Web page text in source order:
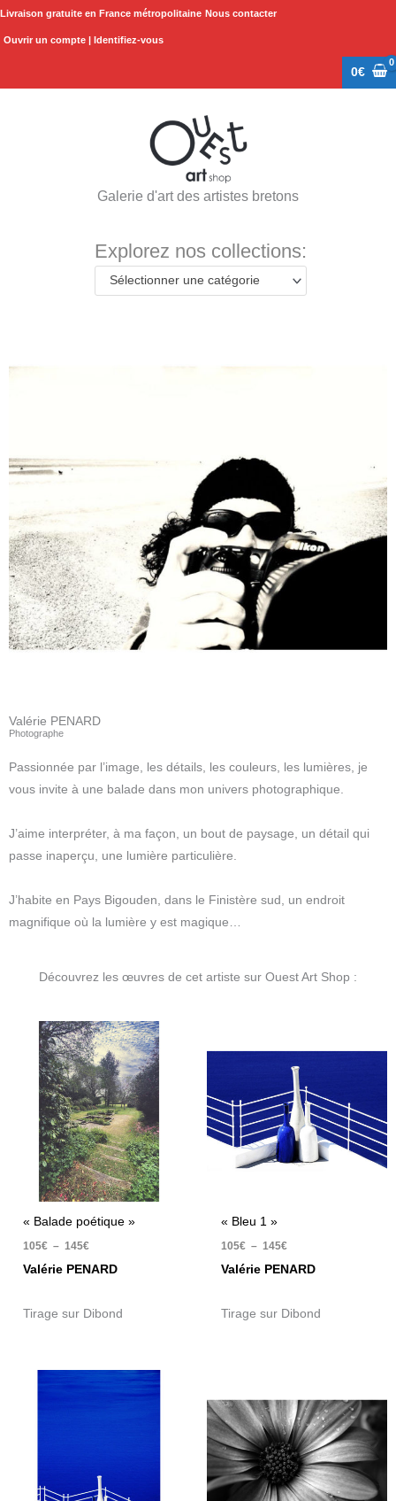
Aller
Livraison gratuite en France métropolitaine Nous contacter
Ouvrir un compte | Identifiez-vous
0€
Galerie d'art des artistes bretons
Explorez nos collections:
Sélectionner une catégorie
Valérie PENARD
Photographe
Passionnée par l’image, les détails, les couleurs, les lumières, je
vous invite à une balade dans mon univers photographique.
J’aime interpréter, à ma façon, un bout de paysage, un détail qui
passe inaperçu, une lumière particulière.
J’habite en Pays Bigouden, dans le Finistère sud, un endroit
magnifique où la lumière y est magique…
Découvrez les œuvres de cet artiste sur Ouest Art Shop :
« Balade poétique »
105€ – 145€
Plage
de
prix :
105€
à
145€
Valérie PENARD
Tirage sur Dibond
« Bleu 1 »
105€ – 145€
prix :
105€
à
145€
Valérie PENARD
Tirage sur Dibond
prix :
105€
à
145€